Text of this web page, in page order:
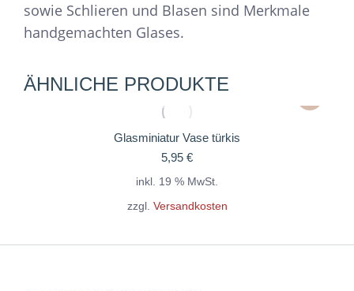
sowie Schlieren und Blasen sind Merkmale
handgemachten Glases.
ÄHNLICHE PRODUKTE
Glasminiatur Vase türkis
5,95 €
inkl. 19 % MwSt.
zzgl. Versandkosten